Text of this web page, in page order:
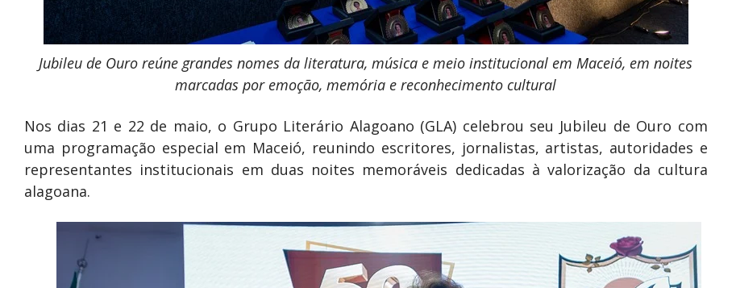
Jubileu de Ouro reúne grandes nomes da literatura, música e meio institucional em Maceió, em noites
marcadas por emoção, memória e reconhecimento cultural
Nos dias 21 e 22 de maio, o Grupo Literário Alagoano (GLA) celebrou seu Jubileu de Ouro com
uma programação especial em Maceió, reunindo escritores, jornalistas, artistas, autoridades e
representantes institucionais em duas noites memoráveis dedicadas à valorização da cultura
alagoana.